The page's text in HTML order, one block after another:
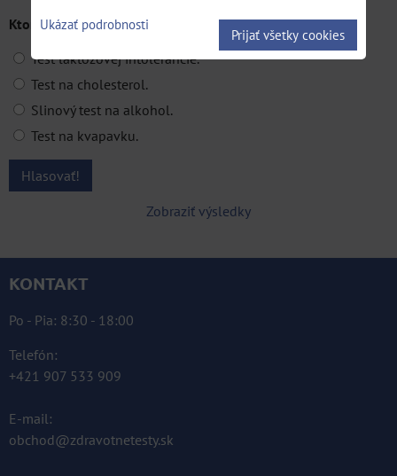
Ktorý zo zdravotných testov vám v našej ponuke chýba?
Test laktózovej intolerancie.
Test na cholesterol.
Slinový test na alkohol.
Test na kvapavku.
Hlasovať!
Zobraziť výsledky
KONTAKT
Po - Pia: 8:30 - 18:00
Telefón:
+421 907 533 909
E-mail:
obchod@zdravotnetesty.sk
Ukázať podrobnosti
Prijať všetky cookies